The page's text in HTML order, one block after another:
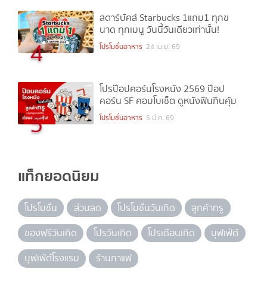
4
สตาร์บัคส์ Starbucks 1แถม1 ทุกข
นาด ทุกเมนู วันนี้วันเดียวเท่านั้น!
โปรโมชั่นอาหาร 24 เม.ย. 69
5
โปรป๊อปคอร์นโรงหนัง 2569 ป๊อป
คอร์น SF คอมโบเซ็ต ดูหนังฟินกินคุ้ม
โปรโมชั่นอาหาร 5 มี.ค. 69
แท็กยอดนิยม
โปรโมชั่น ส่วนลด โปรโมชั่นวันเกิด
ลูกค้าทรู
ของฟรีวันเกิด
โปรวันเกิด โปรเดือนเกิด
บุฟเฟ่ต์
บุฟเฟ่ต์โรงแรม
ร้านกาแฟ